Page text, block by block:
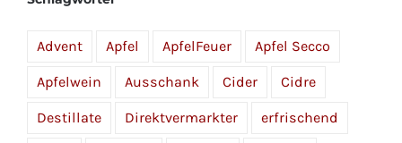
Advent Apfel ApfelFeuer Apfel Secco
Apfelwein Ausschank Cider Cidre
Destillate Direktvermarkter erfrischend